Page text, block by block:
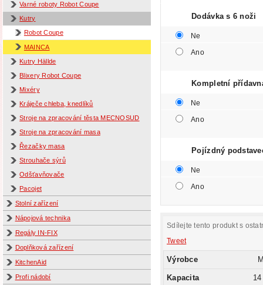
Varné roboty Robot Coupe
Kutry
Robot Coupe
MAINCA
Kutry Hällde
Blixery Robot Coupe
Mixéry
Kráječe chleba, knedlíků
Stroje na zpracování těsta MECNOSUD
Stroje na zpracování masa
Řezačky masa
Strouhače sýrů
Odšťavňovače
Pacojet
Stolní zařízení
Nápojová technika
Regály IN-FIX
Doplňková zařízení
KitchenAid
Profi nádobí
Dodávka s 6 noži
Ne
Ano
Kompletní
Ne
Ano
Pojízdný
Ne
Ano
Sdílejte tento produkt s
Tweet
Výrobce
Kapacita